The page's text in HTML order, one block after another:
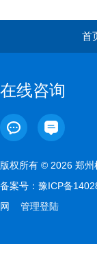
首
在线咨询
版权所有 © 2026 郑
备案号： 豫ICP备
网
管理登陆